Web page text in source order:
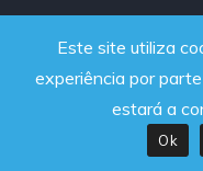
Este site utiliza
experiência por
estará a
Ok